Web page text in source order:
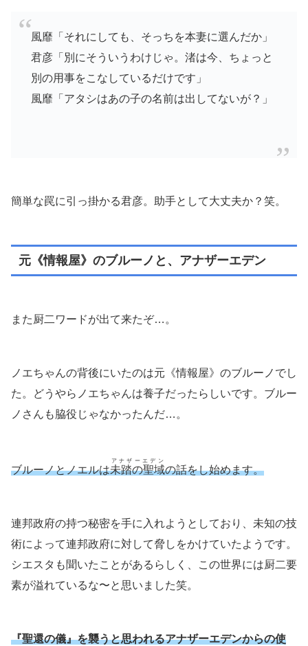
風靡「それにしても、そっちを本妻に選んだか」
君彦「別にそういうわけじゃ。渚は今、ちょっと
別の用事をこなしているだけです」
風靡「アタシはあの子の名前は出してないが？」
簡単な罠に引っ掛かる君彦。助手として大丈夫か？笑。
元《情報屋》のブルーノと、アナザーエデン
また厨二ワードが出て来たぞ…。
ノエちゃんの背後にいたのは元《情報屋》のブルーノでし
た。どうやらノエちゃんは養子だったらしいです。ブルー
ノさんも脇役じゃなかったんだ…。
ブルーノとノエルは未踏の聖域
アナザーエデン
の話をし始めます。
連邦政府の持つ秘密を手に入れようとしており、未知の技
術によって連邦政府に対して脅しをかけていたようです。
シエスタも聞いたことがあるらしく、この世界には厨二要
素が溢れているな〜と思いました笑。
『聖還の儀』を襲うと思われるアナザーエデンからの使